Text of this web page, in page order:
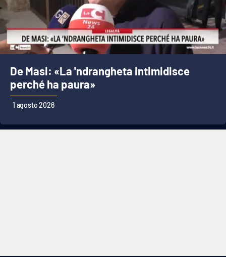
De Masi: «La 'ndrangheta intimidisce
perché ha paura»
1 agosto 2026